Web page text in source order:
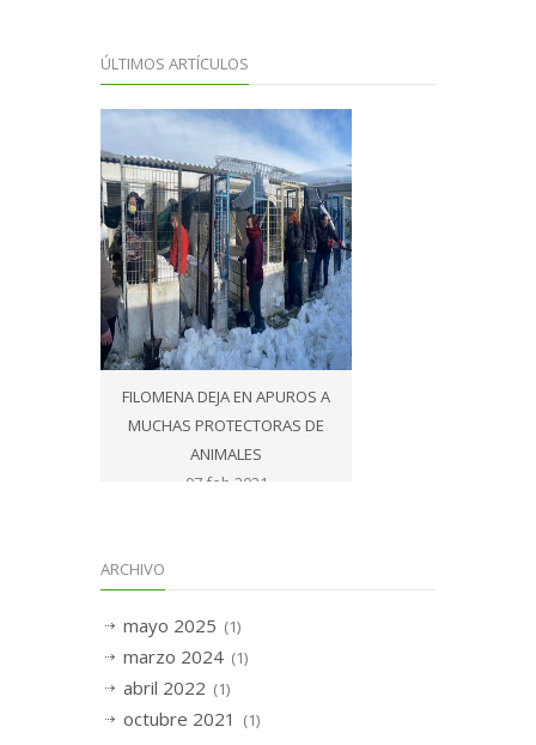
ÚLTIMOS ARTÍCULOS
FILOMENA DEJA EN APUROS A
MUCHAS PROTECTORAS DE
ANIMALES
07 feb 2021
ARCHIVO
mayo 2025 (1)
marzo 2024 (1)
abril 2022 (1)
octubre 2021 (1)